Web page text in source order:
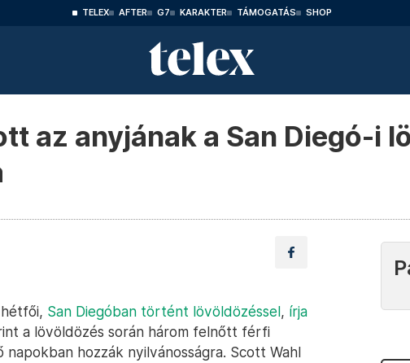
TELEX AFTER G7 KARAKTER TÁMOGATÁS SHOP
az anyjának a San Diegó-i
San Diegóban történt lövöldözéssel, írja
a lövöldözés során három felnőtt férfi
hozzák nyilvánosságra. Scott Wahl